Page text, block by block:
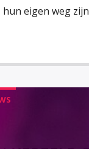
hun eigen weg